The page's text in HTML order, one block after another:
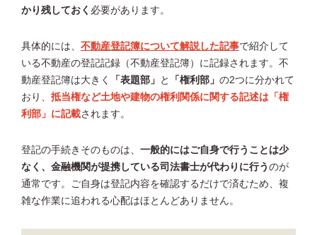
かり残しておく 必要があります。
具体的には、 不動産登記簿について解説した記事で紹介して
いる不動産の登記記録（不動産登記簿）に記録されます。不
動産登記簿は大きく
「表題部」 と 「権利部」 の2つに分かれて
おり、 抵当権など土地や建物の権利関係に関する記述は「権
利部」に記載されます。
登記の手続きそのものは、 一般的にはご自身で行うことは少
なく、金融機関が提携している司法書士が代わりに行う のが
通常です。ご自身は登記内容を確認するだけで済むため、複
雑な作業に追われる心配はほとんどありません。